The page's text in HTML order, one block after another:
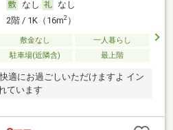
なし
なし
2階 / 1K（16m2）
敷金なし
一人暮らし
駐車場(近隣含) 最上階
適にお過ごしいただけますよ イン
ています